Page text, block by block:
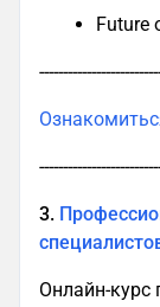
Future
3.
Онлайн-курс